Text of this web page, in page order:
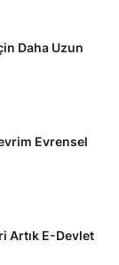
Daha Uzun
Evrensel
Artık E-Devlet